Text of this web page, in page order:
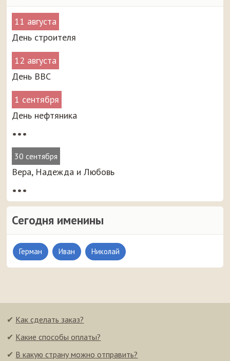
11 августа
День строителя
12 августа
День ВВС
1 сентября
День нефтяника
•••
30 сентября
Вера, Надежда и Любовь
•••
Сегодня именины
Герман Иван Николай
✔ Как сделать заказ?
✔ Какие способы оплаты?
✔ В какую страну можно отправить?